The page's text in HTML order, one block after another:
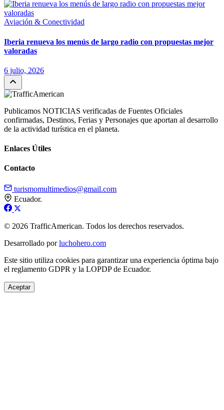
Aviación & Conectividad
Iberia renueva los menús de largo radio con propuestas mejor
valoradas
6 julio, 2026
Publicamos NOTICIAS verificadas de Fuentes Oficiales
confirmadas, Destinos, Ferias y Personajes que aportan al desarrollo
de la actividad turística en el planeta.
Enlaces Útiles
Contacto
turismomultimedios@gmail.com
Ecuador.
© 2026 TrafficAmerican. Todos los derechos reservados.
Desarrollado porluchohero.com
Este sitio utiliza cookies para garantizar una experiencia óptima bajo
el reglamento GDPR y la LOPDP de Ecuador.
Aceptar